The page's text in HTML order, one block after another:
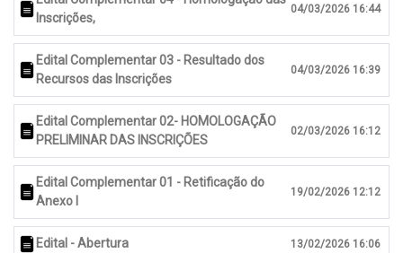
Inscrições,
04/03/2026 16:44
Edital Complementar 03 - Resultado dos
Recursos das Inscrições
04/03/2026 16:39
Edital Complementar 02- HOMOLOGAÇÃO
PRELIMINAR DAS INSCRIÇÕES
02/03/2026 16:12
Edital Complementar 01 - Retificação do
Anexo I
19/02/2026 12:12
Edital - Abertura 13/02/2026 16:06